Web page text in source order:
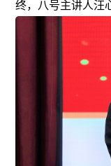
终，八号主讲人汪